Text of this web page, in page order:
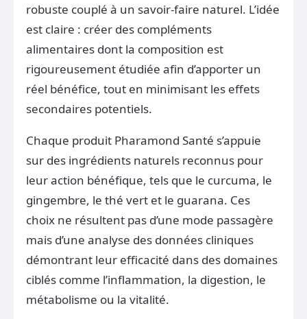
robuste couplé à un savoir-faire naturel. L’idée
est claire : créer des compléments
alimentaires dont la composition est
rigoureusement étudiée afin d’apporter un
réel bénéfice, tout en minimisant les effets
secondaires potentiels.
Chaque produit Pharamond Santé s’appuie
sur des ingrédients naturels reconnus pour
leur action bénéfique, tels que le curcuma, le
gingembre, le thé vert et le guarana. Ces
choix ne résultent pas d’une mode passagère
mais d’une analyse des données cliniques
démontrant leur efficacité dans des domaines
ciblés comme l’inflammation, la digestion, le
métabolisme ou la vitalité.